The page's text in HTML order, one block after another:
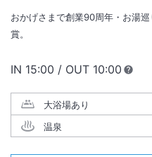
おかげさまで創業90周年・お湯
賞。
IN チェックイン
15:00 / OUT チェックア
10:00
大浴場あり
温泉